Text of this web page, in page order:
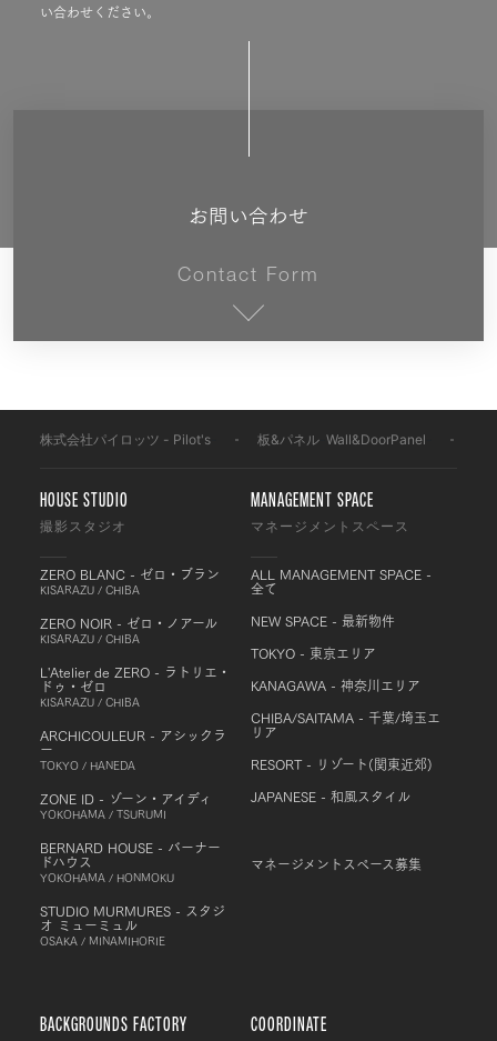
い合わせください。
お問い合わせ
Contact Form
株式会社パイロッツ - Pilot's 板&パネル Wall&DoorPanel
HOUSE STUDIO
撮影スタジオ
ZERO BLANC - ゼロ・ブラン
KISARAZU / CHIBA
ZERO NOIR - ゼロ・ノアール
KISARAZU / CHIBA
L'Atelier de ZERO - ラトリエ・
ドゥ・ゼロ
KISARAZU / CHIBA
ARCHICOULEUR - アシックラ
ー
TOKYO / HANEDA
ZONE ID - ゾーン・アイディ
YOKOHAMA / TSURUMI
BERNARD HOUSE - バーナー
ドハウス
YOKOHAMA / HONMOKU
STUDIO MURMURES - スタジ
オ ミューミュル
OSAKA / MINAMIHORIE
MANAGEMENT SPACE
マネージメントスペース
ALL MANAGEMENT SPACE -
全て
NEW SPACE - 最新物件
TOKYO - 東京エリア
KANAGAWA - 神奈川エリア
CHIBA/SAITAMA - 千葉/埼玉エ
リア
RESORT - リゾート(関東近郊)
JAPANESE - 和風スタイル
マネージメントスペース募集
BACKGROUNDS FACTORY COORDINATE